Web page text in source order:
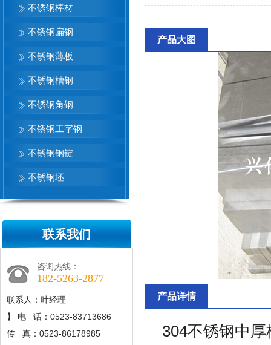
不锈钢棒材
不锈钢扁钢
不锈钢薄板
不锈钢槽钢
不锈钢角钢
不锈钢工字钢
不锈钢钢锭
不锈钢坯
联系我们
咨询热线：
182-5263-2877
联系人：叶经理
】 电 话：0523-83713686
传 真：0523-86178985
产品大图
产品详情
304不锈钢中厚